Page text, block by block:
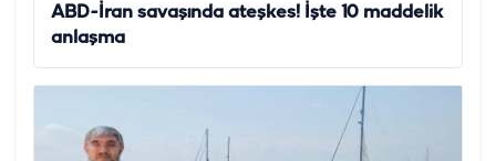
ABD-İran savaşında ateşkes! İşte 10 maddelik
anlaşma